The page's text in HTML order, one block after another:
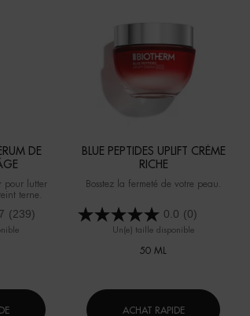
DE
pour lutter
terne.
(239)
BLUE PEPTIDES UPLIFT CRÈME
RICHE
Bosstez la fermeté de votre peau.
0.0 (0)
Un(e) taille disponible
50 ML
ACHAT RAPIDE